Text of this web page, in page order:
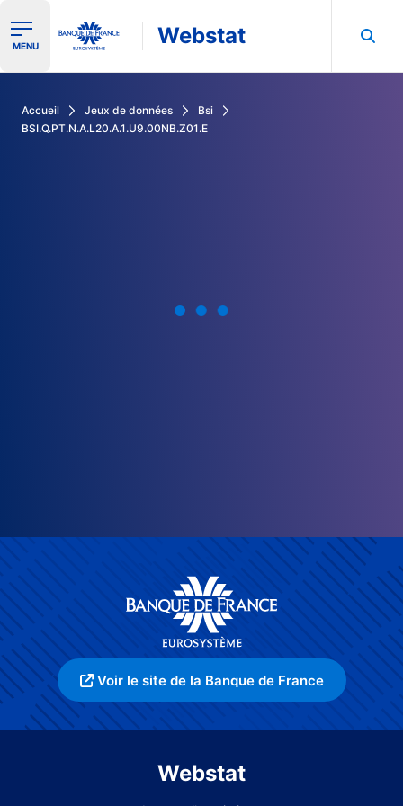
Ouvrir le menu de navigation
MENU Webstat
Accueil Jeux de données
Bsi
BSI.Q.PT.N.A.L20.A.1.U9.00NB.Z01.E
Voir le site de la Banque de France
Webstat